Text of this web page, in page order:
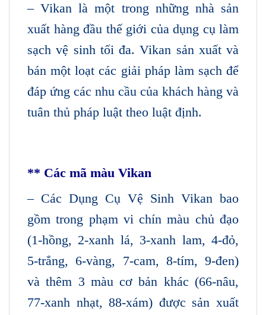
– Vikan là một trong những nhà sản
xuất hàng đầu thế giới của dụng cụ làm
sạch vệ sinh tối đa. Vikan sản xuất và
bán một loạt các giải pháp làm sạch để
đáp ứng các nhu cầu của khách hàng và
tuân thủ pháp luật theo luật định.
** Các mã màu Vikan
– Các Dụng Cụ Vệ Sinh Vikan bao
gồm trong phạm vi chín màu chủ đạo
(1-hồng, 2-xanh lá, 3-xanh lam, 4-đỏ,
5-trắng, 6-vàng, 7-cam, 8-tím, 9-đen)
và thêm 3 màu cơ bản khác (66-nâu,
77-xanh nhạt, 88-xám) được sản xuất